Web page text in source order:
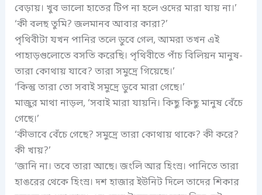
বেড়ায়। খুব ভালো হাতের টিপ না হলে ওদের মারা যায় না।’
‘কী বলছ তুমি? জলমানব আবার কারা?’
পৃথিবীটা যখন পানির তলে ডুবে গেল, আমরা তখন এই
পাহাড়গুলোতে বসতি করেছি। পৃথিবীতে পাঁচ বিলিয়ন মানুষ-
তারা কোথায় যাবে? তারা সমুদ্রে গিয়েছে।’
‘কিন্তু তারা তো সবাই সমুদ্রে ডুবে মারা গেছে।’
মাজুর মাথা নাড়ল, ‘সবাই মারা যায়নি। কিছু কিছু মানুষ বেঁচে
গেছে।’
‘কীভাবে বেঁচে গেছে? সমুদ্রে তারা কোথায় থাকে? কী করে?
কী খায়?’
‘জানি না। তবে তারা আছে। জংলি আর হিংস্র। পানিতে তারা
হাঙরের থেকে হিংস্র। দশ হাজার ইউনিট দিলে তাদের শিকার